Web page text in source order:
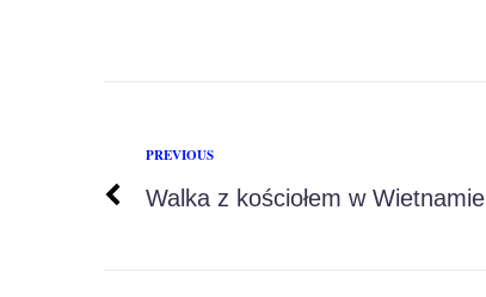
PREVIOUS
Walka z kościołem w Wietnamie